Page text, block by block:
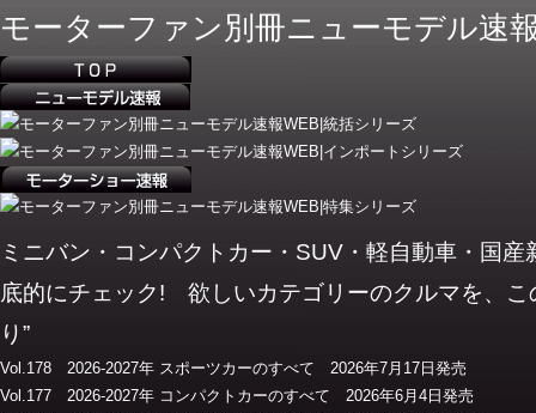
モーターファン別冊ニューモデル速
ミニバン・コンパクトカー・SUV・軽自動車・国
底的にチェック! 欲しいカテゴリーのクルマを、こ
り”
Vol.178 2026-2027年 スポーツカーのすべて 2026年7月17日発売
Vol.177 2026-2027年 コンパクトカーのすべて 2026年6月4日発売